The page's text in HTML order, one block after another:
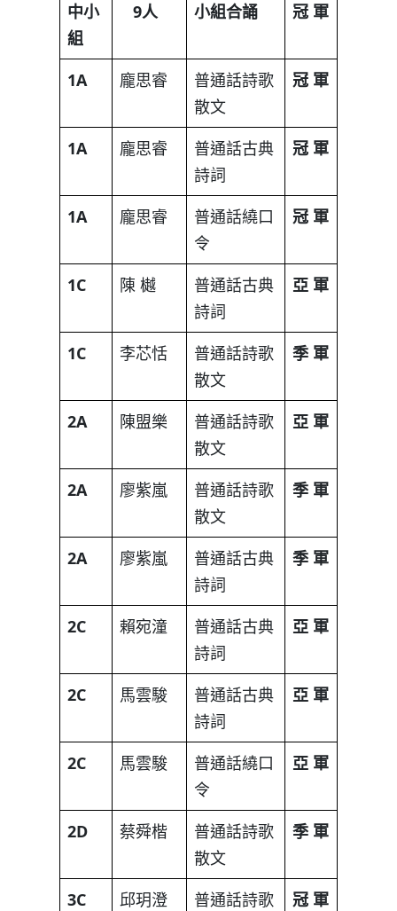
中小
組
9人 小組合誦 冠 軍
1A 龐思睿
普通話詩歌
散文
冠 軍
1A 龐思睿
普通話古典
詩詞
冠 軍
1A 龐思睿
普通話繞口
令
冠 軍
1C 陳 樾
普通話古典
詩詞
亞 軍
1C 李芯恬
普通話詩歌
散文
季 軍
2A 陳盟樂
普通話詩歌
散文
亞 軍
2A 廖紫嵐
普通話詩歌
散文
季 軍
2A 廖紫嵐
普通話古典
詩詞
季 軍
2C 賴宛潼
普通話古典
詩詞
亞 軍
2C 馬雲駿
普通話古典
詩詞
亞 軍
2C 馬雲駿
普通話繞口
令
亞 軍
2D 蔡舜楷
普通話詩歌
散文
季 軍
3C 邱玥澄
普通話詩歌
冠 軍